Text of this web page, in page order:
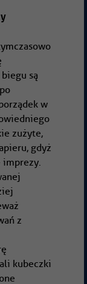
są
w
zużyte,
gdyż
z
kubeczki